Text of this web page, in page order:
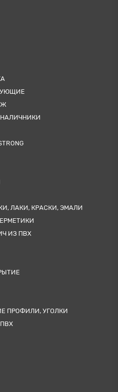
ЛАКИ, КРАСКИ, ЭМАЛИ
ИЗ ПВХ
ПРОФИЛИ, УГОЛКИ